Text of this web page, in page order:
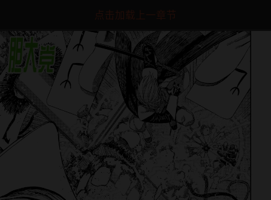
点击加载上一章节